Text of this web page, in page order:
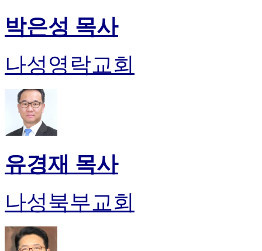
박은성 목사
나성영락교회
유경재 목사
나성북부교회